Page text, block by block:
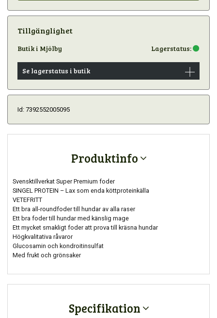
Tillgänglighet
Butik i Mjölby Lagerstatus:
Se lagerstatus i butik
Id: 7392552005095
Produktinfo
Svensktillverkat Super Premium foder
SINGEL PROTEIN – Lax som enda köttproteinkälla
VETEFRITT
Ett bra all-roundfoder till hundar av alla raser
Ett bra foder till hundar med känslig mage
Ett mycket smakligt foder att prova till kräsna hundar
Högkvalitativa råvaror
Glucosamin och kondroitinsulfat
Med frukt och grönsaker
Specifikation